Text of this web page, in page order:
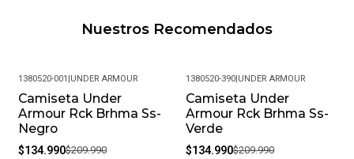
Nuestros Recomendados
-36%
1380520-001 |UNDER ARMOUR
Camiseta Under
Armour Rck Brhma Ss-
Negro
$134.990$209.990
-36%
1380520-390|UNDER ARMOUR
Camiseta Under
Armour Rck Brhma Ss-
Verde
$134.990$209.990